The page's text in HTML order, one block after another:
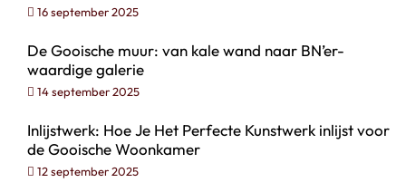
16 september 2025
De Gooische muur: van kale wand naar BN’er-
waardige galerie
14 september 2025
Inlijstwerk: Hoe Je Het Perfecte Kunstwerk inlijst voor
de Gooische Woonkamer
12 september 2025